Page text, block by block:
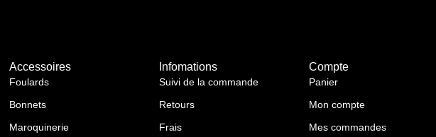
Accessoires
Foulards
Bonnets
Maroquinerie
Infomations
Suivi de la commande
Retours
Frais
Compte
Panier
Mon compte
Mes commandes